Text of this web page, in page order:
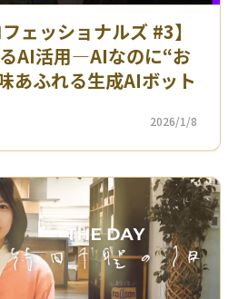
ェッショナルズ #3】
AI活用—AIなのに“お
あふれる生成AIボット
2026/1/8